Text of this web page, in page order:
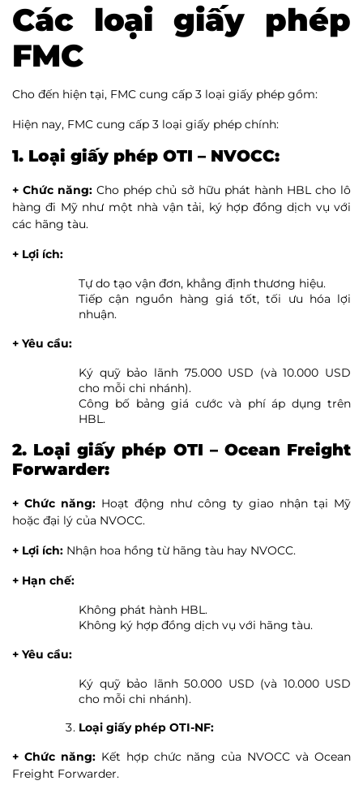
Các loại giấy phép
FMC
Cho đến hiện tại, FMC cung cấp 3 loại giấy phép gồm:
Hiện nay, FMC cung cấp 3 loại giấy phép chính:
1. Loại giấy phép OTI – NVOCC:
+ Chức năng: Cho phép chủ sở hữu phát hành HBL cho lô
hàng đi Mỹ như một nhà vận tải, ký hợp đồng dịch vụ với
các hãng tàu.
+ Lợi ích:
Tự do tạo vận đơn, khẳng định thương hiệu.
Tiếp cận nguồn hàng giá tốt, tối ưu hóa lợi
nhuận.
+ Yêu cầu:
Ký quỹ bảo lãnh 75.000 USD (và 10.000 USD
cho mỗi chi nhánh).
Công bố bảng giá cước và phí áp dụng trên
HBL.
2. Loại giấy phép OTI – Ocean Freight
Forwarder:
+ Chức năng: Hoạt động như công ty giao nhận tại Mỹ
hoặc đại lý của NVOCC.
+ Lợi ích: Nhận hoa hồng từ hãng tàu hay NVOCC.
+ Hạn chế:
Không phát hành HBL.
Không ký hợp đồng dịch vụ với hãng tàu.
+ Yêu cầu:
Ký quỹ bảo lãnh 50.000 USD (và 10.000 USD
cho mỗi chi nhánh).
Loại giấy phép OTI-NF:
+ Chức năng:Kết hợp chức năng của NVOCC và Ocean
Freight Forwarder.